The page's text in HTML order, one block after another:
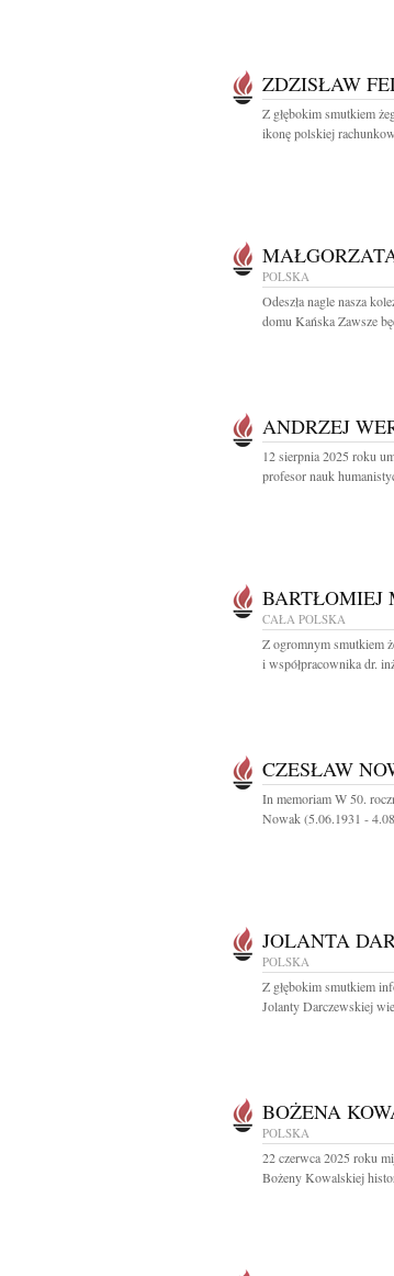
ZDZISŁAW
Z głębokim smutkiem
ikonę polskiej
POLSKA
Odeszła nagle nasza
domu Kańska Zawsze
ANDRZEJ
12 sierpnia 2025 roku
profesor nauk
BARTŁOMIEJ
CAŁA POLSKA
Z ogromnym smutkiem
i współpracownika dr.
CZESŁAW
In memoriam W 50.
Nowak (5.06.1931 -
JOLANTA
POLSKA
Z głębokim smutkiem
Jolanty Darczewskiej
BOŻENA
POLSKA
22 czerwca 2025 roku
Bożeny Kowalskiej